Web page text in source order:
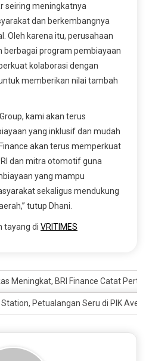
seiring meningkatnya
dan berkembangnya
Oleh karena itu, perusahaan
berbagai program pembiayaan
kolaborasi dengan
memberikan nilai tambah
kami akan terus
yang inklusif dan mudah
akan terus memperkuat
dan mitra otomotif guna
yang mampu
sekaligus mendukung
tutup Dhani.
tayang di VRITIMES
Meningkat, BRI Finance Catat
Petualangan Seru di PIK